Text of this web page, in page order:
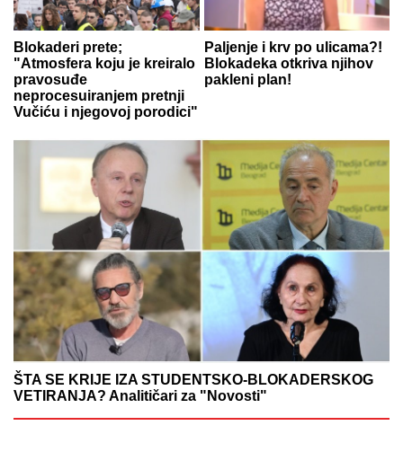
Blokaderi prete;
"Atmosfera koju je kreiralo
pravosuđe
neprocesuiranjem pretnji
Vučiću i njegovoj porodici"
Paljenje i krv po ulicama?!
Blokadeka otkriva njihov
pakleni plan!
ŠTA SE KRIJE IZA STUDENTSKO-BLOKADERSKOG
VETIRANJA? Analitičari za "Novosti"